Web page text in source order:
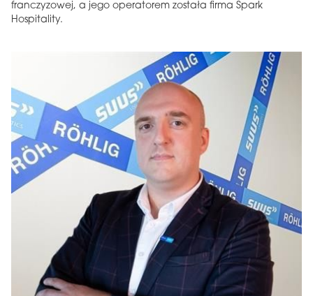
franczyzowej, a jego operatorem została firma Spark
Hospitality.